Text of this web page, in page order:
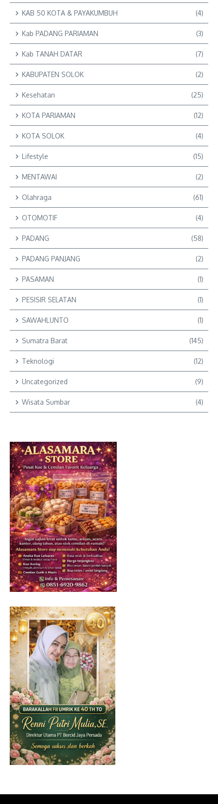
KAB 50 KOTA & PAYAKUMBUH (4)
Kab PADANG PARIAMAN (3)
Kab TANAH DATAR (7)
KABUPATEN SOLOK (2)
Kesehatan (25)
KOTA PARIAMAN (12)
KOTA SOLOK (4)
Lifestyle (15)
MENTAWAI (2)
Olahraga (61)
OTOMOTIF (4)
PADANG (58)
PADANG PANJANG (2)
PASAMAN (1)
PESISIR SELATAN (1)
SAWAHLUNTO (1)
Sumatra Barat (145)
Teknologi (12)
Uncategorized (9)
Wisata Sumbar (4)